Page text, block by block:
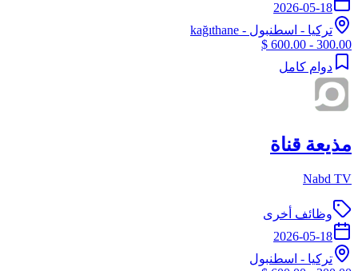
2026-05-18
تركيا - اسطنبول - kağıthane
300.00 - 600.00 $
دوام كامل
مذيعة قناة
Nabd TV
وظائف أخرى
2026-05-18
تركيا - اسطنبول